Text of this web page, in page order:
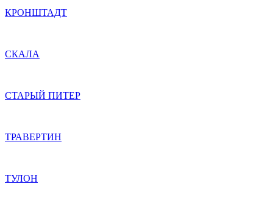
КРОНШТАДТ
СКАЛА
СТАРЫЙ ПИТЕР
ТРАВЕРТИН
ТУЛОН